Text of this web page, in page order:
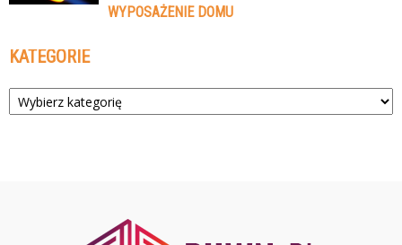
WYPOSAŻENIE DOMU
KATEGORIE
Kategorie